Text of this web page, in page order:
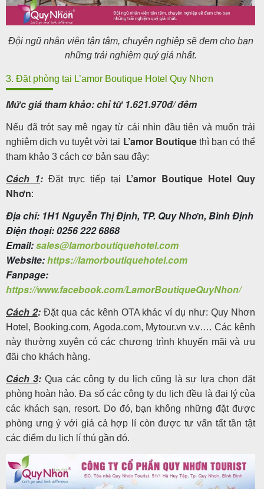
Đội ngũ nhân viên tận tâm, chuyên nghiệp sẽ đem cho bạn
những trải nghiệm quý giá nhất.
3. Đặt phòng tại L’amor Boutique Hotel Quy Nhơn
Mức giá tham khảo: chỉ từ 1.621.970đ/ đêm
Nếu đã trót say mê ngay từ cái nhìn đầu tiên và muốn trải
nghiệm dịch vụ tuyệt vời tại L’amor Boutiquethì bạn có thể
tham khảo 3 cách cơ bản sau đây:
Cách 1: Đặt trực tiếp tại L’amor Boutique Hotel Quy
Nhơn:
Địa chỉ: 1H1 Nguyễn Thị Định, TP. Quy Nhơn, Bình Định
Điện thoại: 0256 222 6868
Email:sales@lamorboutiquehotel.com
Website:https://lamorboutiquehotel.com
Fanpage:
https://www.facebook.com/LamorBoutiqueQuyNhon/
Cách 2:Đặt qua các kênh OTA khác ví dụ như: Quy Nhơn
Hotel, Booking.com, Agoda.com, Mytour.vn v.v…. Các kênh
này thường xuyên có các chương trình khuyến mãi và ưu
đãi cho khách hàng.
Cách 3:Qua các công ty du lịch cũng là sự lựa chọn đặt
phòng hoàn hảo. Đa số các công ty du lịch đều là đại lý của
các khách sạn, resort. Do đó, bạn không những đặt được
phòng ưng ý với giá cả hợp lí còn được tư vấn tất tần tật
các điểm du lịch lí thú gần đó.